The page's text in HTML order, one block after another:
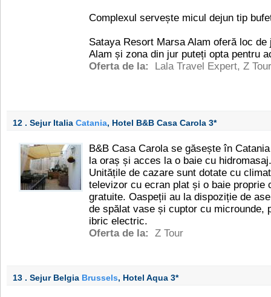
Complexul servește micul dejun tip
Sataya Resort Marsa Alam oferă loc
Alam și zona din jur puteți opta pentru
Oferta de la:
Lala Travel Expert, Z Tour
12 . Sejur Italia Catania, Hotel B&B Casa Carola 3*
B&B Casa Carola se găsește în
la oraș și acces la o baie cu hidromasaj.
Unitățile de cazare sunt dotate cu
televizor cu ecran plat și o baie proprie
gratuite. Oaspeții au la dispoziție de
de spălat vase și cuptor cu microunde,
ibric electric.
Oferta de la:
Z Tour
13 . Sejur Belgia Brussels, Hotel Aqua 3*